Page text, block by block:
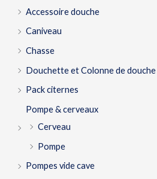
Accessoire douche
Caniveau
Chasse
Douchette et Colonne de douche
Pack citernes
Pompe & cerveaux
Cerveau
Pompe
Pompes vide cave